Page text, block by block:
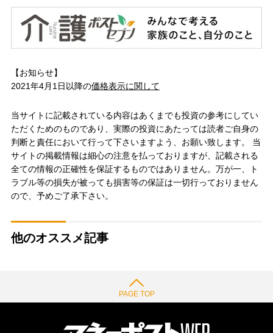
【お知らせ】
2021年4月1日以降の価格表示に関して
当サイトに記載されている内容はあくまでも投資の参考にしてい
ただくためのものであり、実際の投資にあたっては読者ご自身の
判断と責任において行って下さいますよう、お願い致します。 当
サイトの掲載情報は細心の注意を払っておりますが、記載される
全ての情報の正確性を保証するものではありません。万が一、ト
ラブル等の損失が被っても損害等の保証は一切行っておりません
ので、予めご了承下さい。
他のオススメ記事
PAGE TOP